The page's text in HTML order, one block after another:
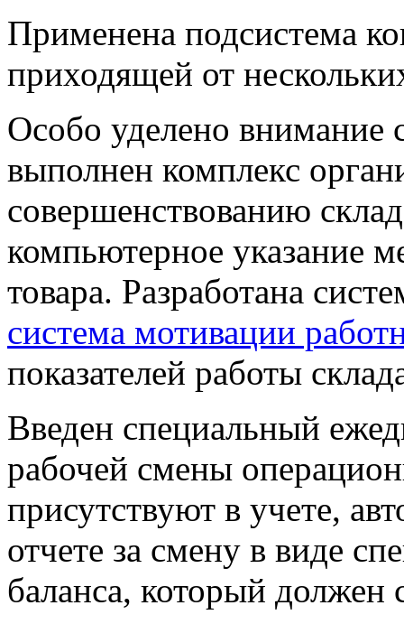
Применена подсистема
приходящей от
Особо уделено внимание
выполнен комплекс
совершенствованию
компьютерное указание
товара. Разработана
система мотивации
показателей работы
Введен специальный
рабочей смены
присутствуют в учете,
отчете за смену в виде
баланса, который должен